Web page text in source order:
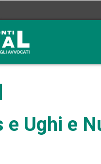
e Ughi e